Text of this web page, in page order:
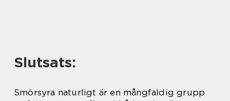
Slutsats:
Smörsyra naturligt är en mångfaldig grupp